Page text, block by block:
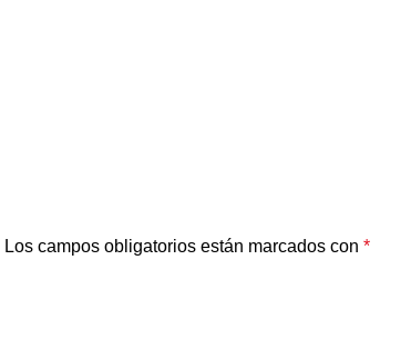
Los campos obligatorios están marcados con *